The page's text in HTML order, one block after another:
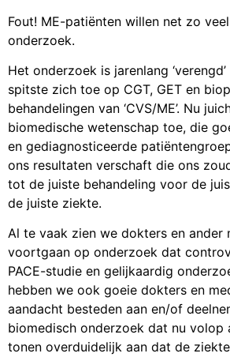
Fout! ME-patiënten willen net zo
onderzoek.
Het onderzoek is jarenlang
spitste zich toe op CGT, GET en
behandelingen van ‘CVS/ME’. Nu
biomedische wetenschap toe, die
en gediagnosticeerde
ons resultaten verschaft die ons
tot de juiste behandeling voor de
de juiste ziekte.
Al te vaak zien we dokters en ander
voortgaan op onderzoek dat
PACE-studie en gelijkaardig
hebben we ook goeie dokters en
aandacht besteden aan en/of
biomedisch onderzoek dat nu volop
tonen overduidelijk aan dat de